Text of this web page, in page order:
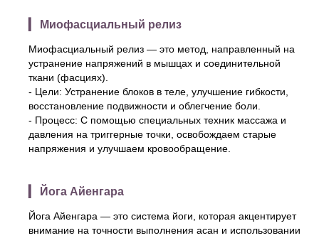
▎ Миофасциальный релиз
Миофасциальный релиз — это метод, направленный на
устранение напряжений в мышцах и соединительной
ткани (фасциях).
- Цели: Устранение блоков в теле, улучшение гибкости,
восстановление подвижности и облегчение боли.
- Процесс: С помощью специальных техник массажа и
давления на триггерные точки, освобождаем старые
напряжения и улучшаем кровообращение.
▎ Йога Айенгара
Йога Айенгара — это система йоги, которая акцентирует
внимание на точности выполнения асан и использовании